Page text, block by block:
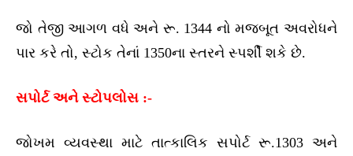
જો તેજી આગળ વધે અને રૂ. 1344 નો મજબૂત અવરોધને
પાર કરે તો, સ્ટોક તેનાં 1350ના સ્તરને સ્પર્શી શકે છે.
સપોર્ટ અને સ્ટોપલોસ :-
જોખમ વ્યવસ્થા માટે તાત્કાલિક સપોર્ટ રૂ.1303 અને